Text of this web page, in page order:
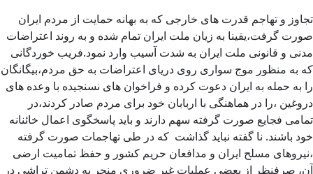
تجاوز و تهاجم قدرت های خارجی که به بهانه حمایت از مردم ایران
صورت گرفت،یقینا به زیان ملت ایران تمام شده و به روند اعتراضات
مدنی و قانونی ملت ایران به شدت آسیب وارد نمود.فریب خوردگانی
که به منظور موج سواری روی دریای اعتراضات به حق مردم،بیگانگان
را به حمله به ایران دعوت کرده و فراخوان های نسنجیده با وعده های
دروغین ،را در هماهنگی با اربابان خود برای مردم صادر کردند،در
تمامی فجایع صورت گرفته سهم دارند و باید پاسخگوی اعمال خائنانه
خود باشند. نا گفته نباید گذاشت که در طی تهاجمات صورت گرفته
،نیروهای مسلح ایران و مدافعان حریم کشور و حفظ تمامیت ارضی
آن، صرفنظر از بعضی عملیات غیر ضروری منجر به دشمن تراشی در